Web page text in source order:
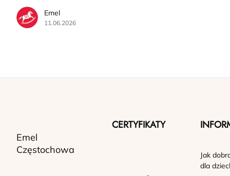
Emel
11.06.2026
Emel
Częstochowa
CERTYFIKATY
Jak
dla